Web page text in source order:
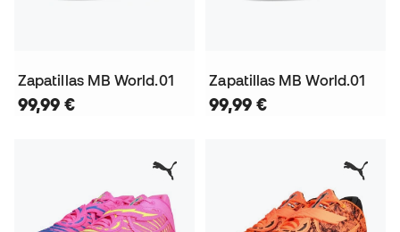
Zapatillas MB World.01
99,99 €
Zapatillas MB World.01
99,99 €